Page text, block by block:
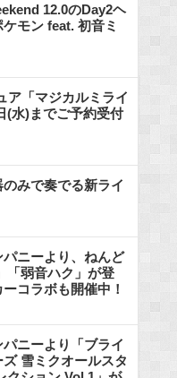
12.0のDay2ヘ
モン feat. 初音ミ
ア「マジカルミライ
(水)までご予約受付
みで奏でる新ライ
ニーより、ねんど
「弱音ハク」が登
コラボも開催中！
ニーより「ブライ
雪ミクオールスタ